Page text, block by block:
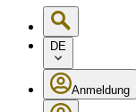
DE
Anmeldung